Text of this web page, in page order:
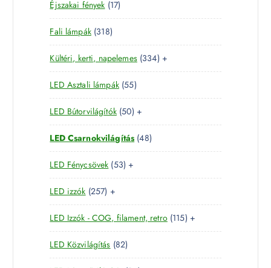
é
k
r
é
k
e
m
é
k
Éjszakai fények 171
7
e
r
m
é
k
Fali lámpák 3183
1
8
t
e
r
m
é
k
Kültéri, kerti, napelemes 3343
3
t
r
é
+
LED Asztali lámpák 555
5
t
e
r
m
k
LED Bútorvilágítók 505
0
t
e
r
m
k
+
LED Csarnokvilágítás 484
8
e
m
é
k
LED Fénycsövek 535
3
e
r
m
é
k
+
LED izzók 2572
5
7
t
e
r
+
LED Izzók - COG, filament, retro 1151
1
t
+
LED Közvilágítás 828
2